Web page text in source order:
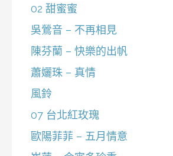
02 甜蜜蜜
吳鶯音 – 不再相見
陳芬蘭 – 快樂的出帆
蕭孋珠 – 真情
風鈴
07 台北紅玫瑰
歐陽菲菲 – 五月情意